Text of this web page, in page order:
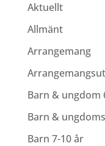
Aktuellt
Allmänt
Arrangemang
Barn & ungdom
Barn &
Barn 7-10 år